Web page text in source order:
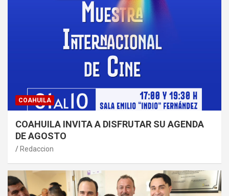
COAHUILA
COAHUILA INVITA A DISFRUTAR SU AGENDA
DE AGOSTO
Redaccion